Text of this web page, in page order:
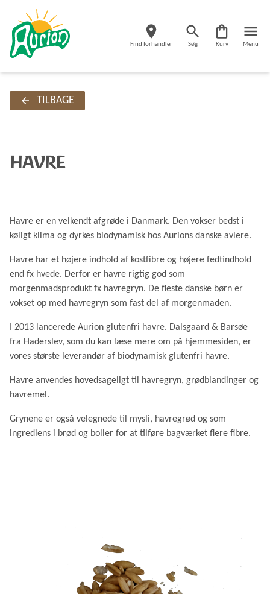
Find forhandler Søg Kurv Menu
TILBAGE
HAVRE
Havre er en velkendt afgrøde i Danmark. Den vokser bedst i
køligt klima og dyrkes biodynamisk hos Aurions danske avlere.
Havre har et højere indhold af kostfibre og højere fedtindhold
end fx hvede. Derfor er havre rigtig god som
morgenmadsprodukt fx havregryn. De fleste danske børn er
vokset op med havregryn som fast del af morgenmaden.
I 2013 lancerede Aurion glutenfri havre. Dalsgaard & Barsøe
fra Haderslev, som du kan læse mere om på hjemmesiden, er
vores største leverandør af biodynamisk glutenfri havre.
Havre anvendes hovedsageligt til havregryn, grødblandinger og
havremel.
Grynene er også velegnede til mysli, havregrød og som
ingrediens i brød og boller for at tilføre bagværket flere fibre.